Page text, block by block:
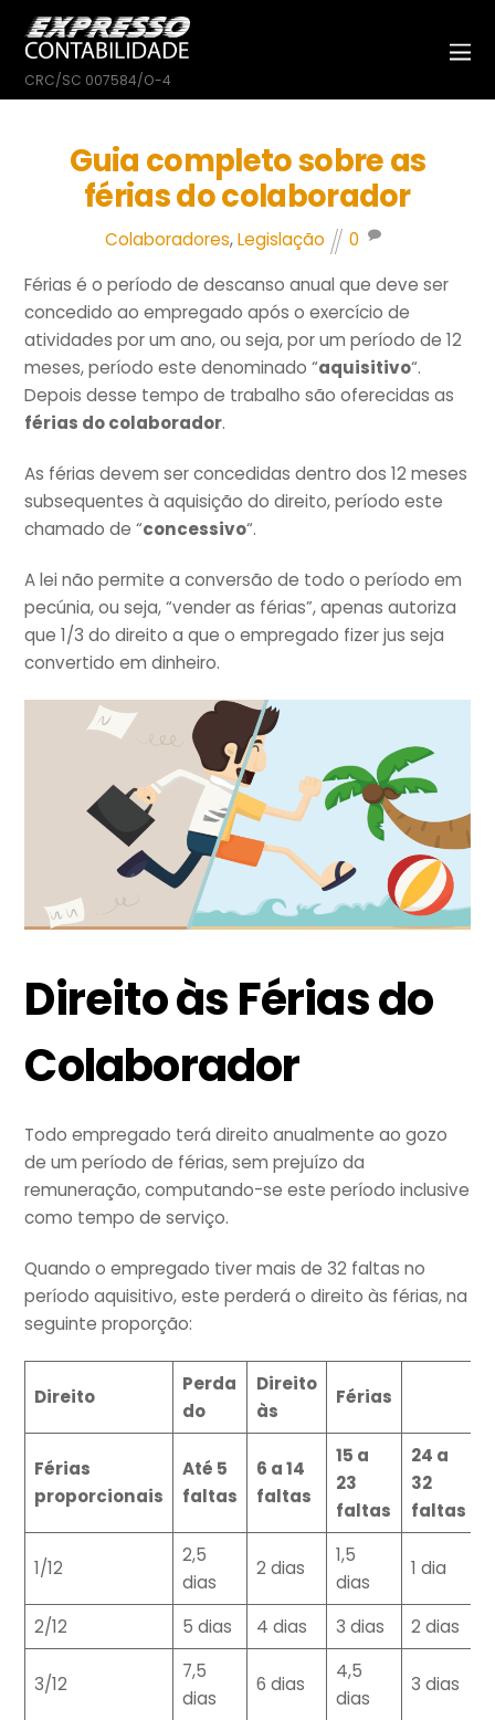
CRC/SC 007584/O-4
Guia completo sobre as
férias do colaborador
Colaboradores,Legislação
0
Férias é o período de descanso anual que deve ser
concedido ao empregado após o exercício de
atividades por um ano, ou seja, por um período de 12
meses, período este denominado “aquisitivo“.
Depois desse tempo de trabalho são oferecidas as
férias do colaborador.
As férias devem ser concedidas dentro dos 12 meses
subsequentes à aquisição do direito, período este
chamado de “concessivo“.
A lei não permite a conversão de todo o período em
pecúnia, ou seja, “vender as férias”, apenas autoriza
que 1/3 do direito a que o empregado fizer jus seja
convertido em dinheiro.
Direito às Fériasdo
Colaborador
Todo empregado terá direito anualmente ao gozo
de um período de férias, sem prejuízo da
remuneração, computando-se este período inclusive
como tempo de serviço.
Quando o empregado tiver mais de 32 faltas no
período aquisitivo, este perderá o direito às férias, na
seguinte proporção:
Direito
Perda
do
Direito
às
Férias
Férias
proporcionais
Até 5
faltas
6 a 14
faltas
15 a
23
faltas
24 a
32
faltas
1/12
2,5
dias
2 dias
1,5
dias
1 dia
2/12 5 dias 4 dias 3 dias 2 dias
3/12
7,5
dias
6 dias
4,5
dias
3 dias